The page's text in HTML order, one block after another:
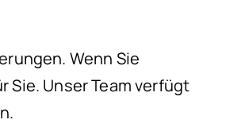
Wenn Sie
Unser Team verfügt